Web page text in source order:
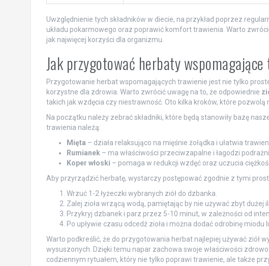
Uwzględnienie tych składników w diecie, na przykład poprzez
układu pokarmowego oraz poprawić komfort trawienia. Warto
jak najwięcej korzyści dla organizmu.
Jak przygotować herbaty
Przygotowanie herbat wspomagających trawienie jest nie tylko
korzystne dla zdrowia. Warto zwrócić uwagę na to, że odpowiednie
takich jak wzdęcia czy niestrawność. Oto kilka kroków, które pozwolą
Na początku należy zebrać składniki, które będą stanowiły bazę
trawienia należą:
Mięta – działa relaksująco na mięśnie żołądka i ułatwia
Rumianek– ma właściwości przeciwzapalne i łagodzi
Koper włoski – pomaga w redukcji wzdęć oraz uczucia
Aby przyrządzić herbatę, wystarczy postępować zgodnie z tymi
Wrzuć 1-2 łyżeczki wybranych ziół do dzbanka.
Zalej zioła wrzącą wodą, pamiętając by nie używać zbyt dużej
Przykryj dzbanek i parz przez 5-10 minut, w zależności od
Po upływie czasu odcedź zioła i można dodać odrobinę miodu
Warto podkreślić, że do przygotowania herbat najlepiej używać ziół
wysuszonych. Dzięki temu napar zachowa swoje właściwości
codziennym rytuałem, który nie tylko poprawi trawienie, ale także